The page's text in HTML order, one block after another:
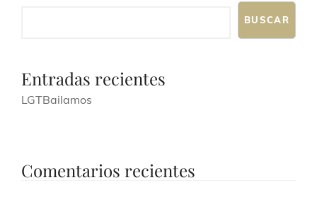
BUSCAR
Entradas recientes
LGTBailamos
Comentarios recientes